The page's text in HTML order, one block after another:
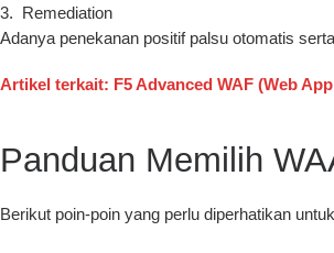
Remediation
Adanya penekanan positif palsu otomatis
Artikel terkait: F5 Advanced WAF (Web
Panduan Memilih
Berikut poin-poin yang perlu diperhatikan